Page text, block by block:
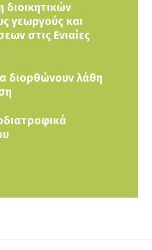
διοικητικών
γεωργούς και
στις Ενιαίες
διορθώνουν λάθη